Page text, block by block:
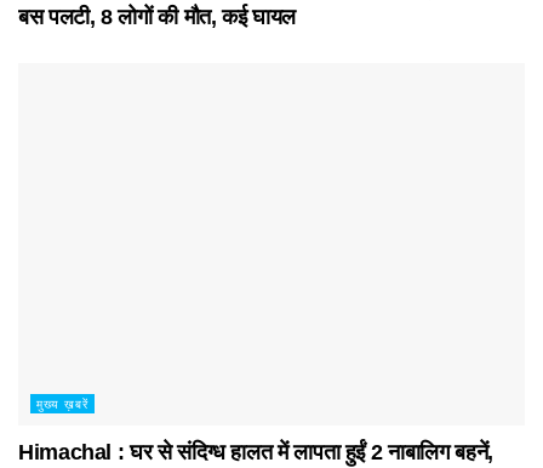
बस पलटी, 8 लोगों की मौत, कई घायल
मुख्य ख़बरें
Himachal : घर से संदिग्ध हालत में लापता हुईं 2 नाबालिग बहनें,